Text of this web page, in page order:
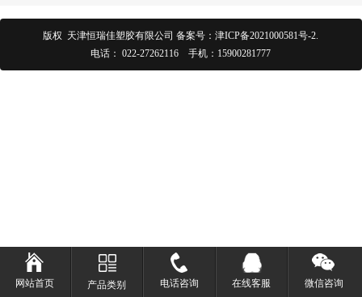
版权 天津恒瑞佳塑胶有限公司 备案号：津ICP备2021000581号-2.
电话： 022-27262116 手机： 15900281777
网站首页 产品类别 电话咨询 在线客服 微信咨询